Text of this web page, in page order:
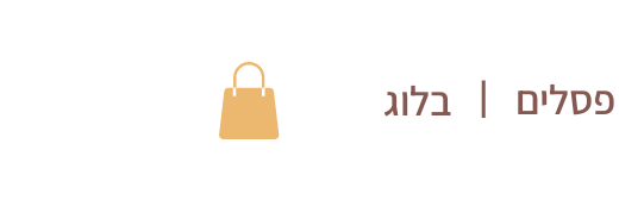
בלוג פסלים